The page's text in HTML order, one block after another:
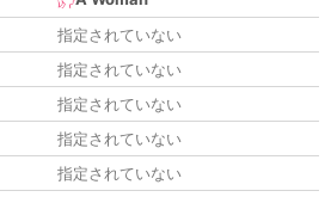
指定されていない
指定されていない
指定されていない
指定されていない
指定されていない